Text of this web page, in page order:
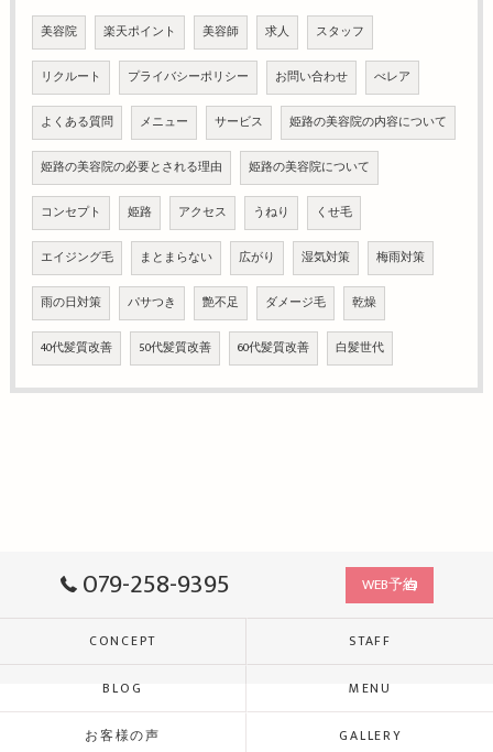
美容院 楽天ポイント 美容師 求人 スタッフ
リクルート プライバシーポリシー お問い合わせ べレア
よくある質問 メニュー サービス 姫路の美容院の内容について
姫路の美容院の必要とされる理由 姫路の美容院について
コンセプト 姫路 アクセス うねり くせ毛
エイジング毛 まとまらない 広がり 湿気対策 梅雨対策
雨の日対策 パサつき 艶不足 ダメージ毛 乾燥
40代髪質改善 50代髪質改善 60代髪質改善 白髪世代
079-258-9395 WEB予約
CONCEPT STAFF
BLOG MENU
お客様の声 GALLERY